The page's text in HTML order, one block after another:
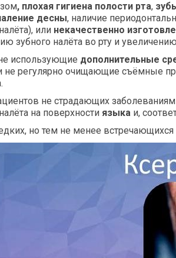
, плохая гигиена полости рта,
десны, наличие
или некачественно
зубного налёта во рту и
использующие дополнительные
не регулярно очищающие съёмные
не страдающих
на поверхности языка и,
но тем не менее встречающихся